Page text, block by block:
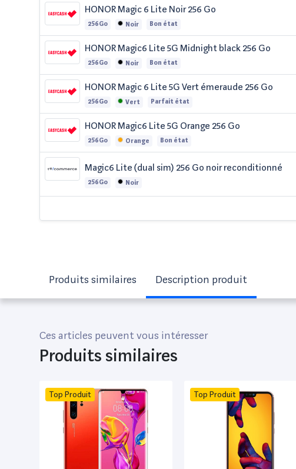
14 jours et comparez les offres sur des plateformes telles que
etAmazon
. Optez pour le reconditionné, c'est choisir une technologie
économique et durable !
HONOR Magic 6 Lite Noir 256 Go
256Go Noir Bon état
HONOR Magic6 Lite 5G Midnight black 256 Go
256Go Noir Bon état
HONOR Magic 6 Lite 5G Vert émeraude 256 Go
256Go Vert Parfait état
HONOR Magic6 Lite 5G Orange 256 Go
256Go Orange Bon état
Magic6 Lite (dual sim) 256 Go noir reconditionné
256Go Noir
Produits similaires Description produit
Ces articles peuvent vous intéresser
Produits similaires
Top Produit Top Produit